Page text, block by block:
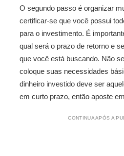
O segundo passo é organizar
certificar-se que você possui
para o investimento. É
qual será o prazo de retorno e
que você está buscando. Não
coloque suas necessidades
dinheiro investido deve ser
em curto prazo, então aposte
CONTINUA APÓS A